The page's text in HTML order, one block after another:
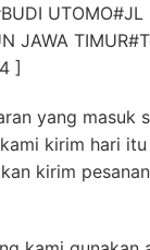
UTOMO#JL
JAWA
]
yang masuk
kirim hari
kirim